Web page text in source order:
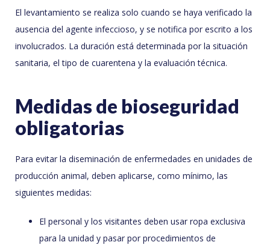
El levantamiento se realiza solo cuando se haya verificado la
ausencia del agente infeccioso, y se notifica por escrito a los
involucrados. La duración está determinada por la situación
sanitaria, el tipo de cuarentena y la evaluación técnica.
Medidas de bioseguridad
obligatorias
Para evitar la diseminación de enfermedades en unidades de
producción animal, deben aplicarse, como mínimo, las
siguientes medidas:
El personal y los visitantes deben usar ropa exclusiva
para la unidad y pasar por procedimientos de